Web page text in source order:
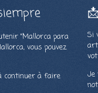
"Mallorca para
vous pouvez
continuer à faire
Si
Je